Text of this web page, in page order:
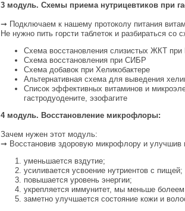
3 модуль. Схемы приема нутрицевтиков при
➞ Подключаем к нашему протоколу питания
Не нужно пить горсти таблеток и разбираться
Схема восстановления слизистых ЖКТ при
Схема восстановления при СИБР
Схема добавок при Хеликобактере
Альтернативная схема для выведения
Список эффективных витаминов и
гастродуодените, эзофагите
4 модуль. Восстановление микрофлоры:
Зачем нужен этот модуль:
➞ Восстановив здоровую микрофлору и улучшив
уменьшается вздутие;
усиливается усвоение нутриентов с пищей;
повышается уровень энергии;
укрепляется иммунитет, мы меньше
заметно улучшается состояние кожи и